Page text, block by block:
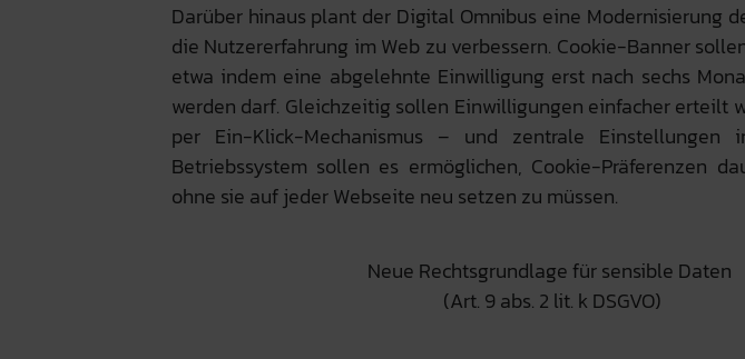
Darüber hinaus plant der Digital Omnibus eine Modernisierung
die Nutzererfahrung im Web zu verbessern. Cookie-Banner
etwa indem eine abgelehnte Einwilligung erst nach sechs
werden darf. Gleichzeitig sollen Einwilligungen einfacher erteilt
per Ein-Klick-Mechanismus – und zentrale Einstellungen
Betriebssystem sollen es ermöglichen, Cookie-Präferenzen
ohne sie auf jeder Webseite neu setzen zu müssen.
Neue Rechtsgrundlage für sensible Daten
(Art. 9 abs. 2 lit. k DSGVO)